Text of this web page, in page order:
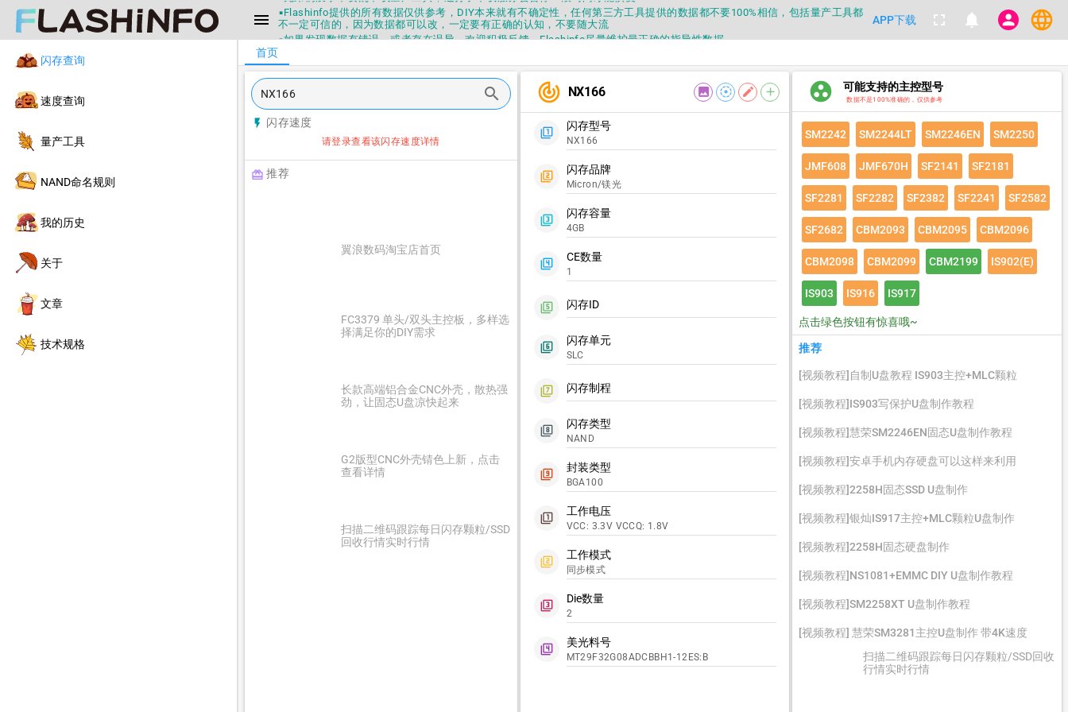
menu
▪Flashinfo提供的所有数据仅供参考，DIY本来就有不确定性，任何第三方工具提供的数据都不要100%相信，包括量产工具都
不一定可信的，因为数据都可以改，一定要有正确的认知，不要随大流
▪如果发现数据有错误，或者存在误导，欢迎积极反馈，Flashinfo尽量维护最正确的指导性数据
▪兄弟们没事不要乱下载量产工具，过分了下载服务会暂停一段时间才能恢复
▪Flashinfo提供的所有数据仅供参考，DIY本来就有不确定性，任何第三方工具提供的数据都不要100%相信，包括量产工具都
不一定可信的，因为数据都可以改，一定要有正确的认知，不要随大流
▪如果发现数据有错误，或者存在误导，欢迎积极反馈，Flashinfo尽量维护最正确的指导性数据
▪Flashinfo APP更新技术规格和量产工具标签啦，使用更加丝滑，快点击下载吧
APP下载 fullscreen notifications person language
闪存查询
速度查询
量产工具
NAND命名规则
我的历史
关于
文章
技术规格
search
flash_on 闪存速度
请登录查看该闪存速度详情
redeem 推荐
翼浪数码淘宝店首页
FC3379 单头/双头主控板，多样选
择满足你的DIY需求
长款高端铝合金CNC外壳，散热强
劲，让固态U盘凉快起来
G2版型CNC外壳锖色上新，点击
查看详情
扫描二维码跟踪每日闪存颗粒/SSD
回收行情实时行情
track_changes NX166 image filter_tilt_shift edit add
filter_1
闪存型号
NX166
filter_2
闪存品牌
Micron/镁光
filter_3
闪存容量
4GB
filter_4
CE数量
1
filter_5 闪存ID
filter_6
闪存单元
SLC
filter_7 闪存制程
filter_8
闪存类型
NAND
filter_9
封装类型
BGA100
filter_1
工作电压
VCC: 3.3V VCCQ: 1.8V
filter_2
工作模式
同步模式
filter_3
Die数量
2
filter_4
美光料号
MT29F32G08ADCBBH1-12ES:B
group_work 可能支持的主控型号
数据不是100%准确的，仅供参考
SM2242 SM2244LT SM2246EN SM2250
JMF608 JMF670H SF2141 SF2181
SF2281 SF2282 SF2382 SF2241 SF2582
SF2682 CBM2093 CBM2095 CBM2096
CBM2098 CBM2099 CBM2199 IS902(E)
IS903 IS916 IS917
点击绿色按钮有惊喜哦~
推荐
[视频教程]自制U盘教程 IS903主控+MLC颗粒
[视频教程]IS903写保护U盘制作教程
[视频教程]慧荣SM2246EN固态U盘制作教程
[视频教程]安卓手机内存硬盘可以这样来利用
[视频教程]2258H固态SSD U盘制作
[视频教程]银灿IS917主控+MLC颗粒U盘制作
[视频教程]2258H固态硬盘制作
[视频教程]NS1081+EMMC DIY U盘制作教程
[视频教程]SM2258XT U盘制作教程
[视频教程] 慧荣SM3281主控U盘制作 带4K速度
扫描二维码跟踪每日闪存颗粒/SSD回收
行情实时行情
首页